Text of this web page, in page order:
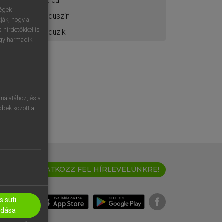
aduszín
aduzik
IRATKOZZ FEL HÍRLEVELÜNKRE!
hogy a
hirdetőkkel is
harmadik
és a
között a
süti